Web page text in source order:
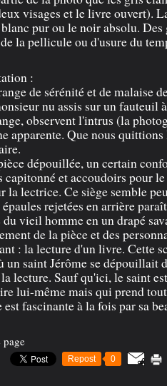
visages et le livre ouvert).
pur ou le noir absolu.
la pellicule ou d'usure du
:
de sérénité et de malaise
nu assis sur un fauteuil
observent l'intrus (la
apparente. Que nous
dépouillée, un certain
capitonné et accoudoirs pour
la lectrice. Ce siège semble
rejetées en arrière
du vieil homme en un drapé
de la pièce et des
: la lecture d'un livre. Cette
un saint Jérôme se dépouillait
lecture. Sauf qu'ici, le saint
lui-même mais qui prend
fascinante à la fois par sa
page
Repost 0